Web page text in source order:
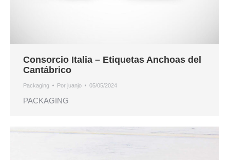
Consorcio Italia – Etiquetas Anchoas del
Cantábrico
Packaging Por juanjo 05/05/2024
PACKAGING